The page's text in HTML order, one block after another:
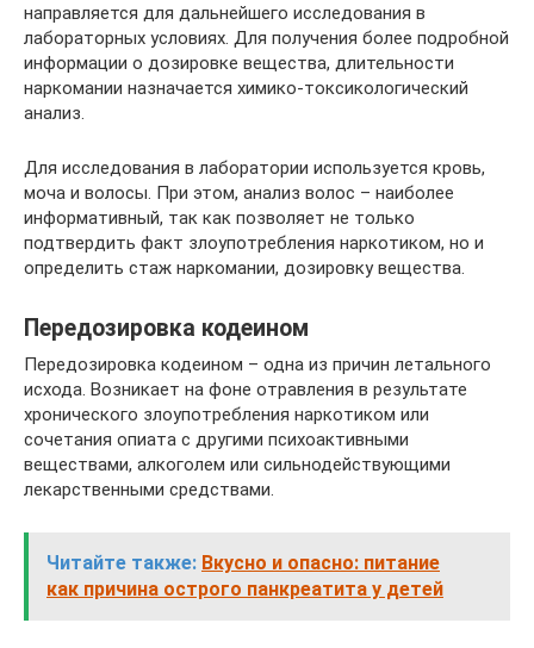
направляется для дальнейшего исследования в
лабораторных условиях. Для получения более подробной
информации о дозировке вещества, длительности
наркомании назначается химико-токсикологический
анализ.
Для исследования в лаборатории используется кровь,
моча и волосы. При этом, анализ волос – наиболее
информативный, так как позволяет не только
подтвердить факт злоупотребления наркотиком, но и
определить стаж наркомании, дозировку вещества.
Передозировка кодеином
Передозировка кодеином – одна из причин летального
исхода. Возникает на фоне отравления в результате
хронического злоупотребления наркотиком или
сочетания опиата с другими психоактивными
веществами, алкоголем или сильнодействующими
лекарственными средствами.
Читайте также: Вкусно и опасно: питание
как причина острого панкреатита у детей